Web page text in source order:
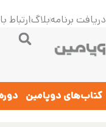
دریافت برنامهبلاگارتباط
کتاب‌های دوپامین